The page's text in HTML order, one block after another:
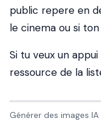
public repere en
le cinema ou si
Si tu veux un
ressource de la
Générer des images